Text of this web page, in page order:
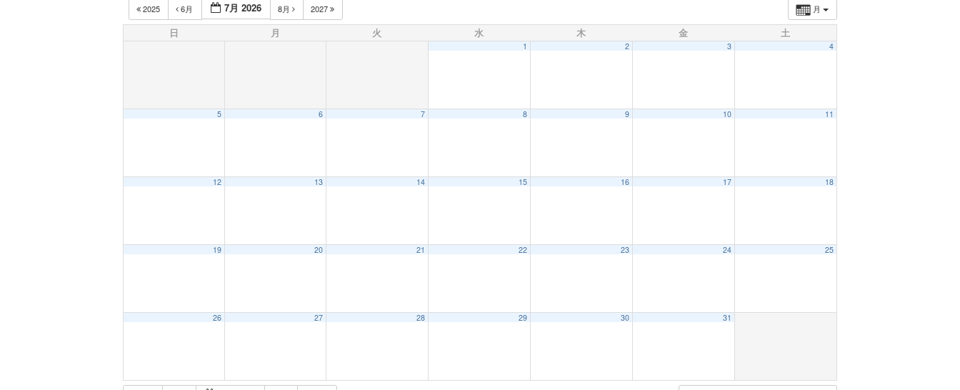
月
2025 6月 7月 2026 8月 2027
日 月 火 水 木 金 土
1 2 3 4
5 6 7 8 9 10 11
12 13 14 15 16 17 18
19 20 21 22 23 24 25
26 27 28 29 30 31